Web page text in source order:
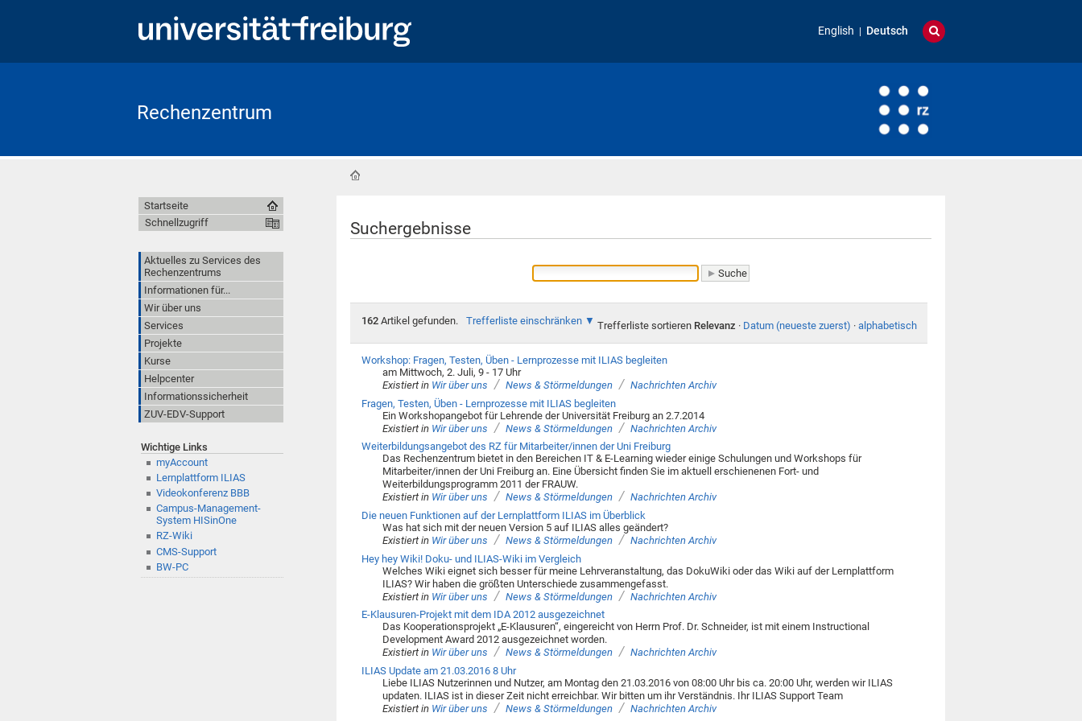
English Deutsch
Rechenzentrum
Suchergebnisse
162Artikel gefunden. Trefferliste einschränken Trefferliste sortieren Relevanz · Datum (neueste zuerst) · alphabetisch
Workshop: Fragen, Testen, Üben - Lernprozesse mit ILIAS begleiten
am Mittwoch, 2. Juli, 9 - 17 Uhr
Existiert in Wir über uns / News & Störmeldungen / Nachrichten Archiv
Fragen, Testen, Üben - Lernprozesse mit ILIAS begleiten
Ein Workshopangebot für Lehrende der Universität Freiburg an 2.7.2014
Existiert in Wir über uns / News & Störmeldungen / Nachrichten Archiv
Weiterbildungsangebot des RZ für Mitarbeiter/innen der Uni Freiburg
Das Rechenzentrum bietet in den Bereichen IT & E-Learning wieder einige Schulungen und Workshops für
Mitarbeiter/innen der Uni Freiburg an. Eine Übersicht finden Sie im aktuell erschienenen Fort- und
Weiterbildungsprogramm 2011 der FRAUW.
Existiert in Wir über uns / News & Störmeldungen / Nachrichten Archiv
Die neuen Funktionen auf der Lernplattform ILIAS im Überblick
Was hat sich mit der neuen Version 5 auf ILIAS alles geändert?
Existiert in Wir über uns / News & Störmeldungen / Nachrichten Archiv
Hey hey Wiki! Doku- und ILIAS-Wiki im Vergleich
Welches Wiki eignet sich besser für meine Lehrveranstaltung, das DokuWiki oder das Wiki auf der Lernplattform
ILIAS? Wir haben die größten Unterschiede zusammengefasst.
Existiert in Wir über uns / News & Störmeldungen / Nachrichten Archiv
E-Klausuren-Projekt mit dem IDA 2012 ausgezeichnet
Das Kooperationsprojekt „E-Klausuren“, eingereicht von Herrn Prof. Dr. Schneider, ist mit einem Instructional
Development Award 2012 ausgezeichnet worden.
Existiert in Wir über uns / News & Störmeldungen / Nachrichten Archiv
ILIAS Update am 21.03.2016 8 Uhr
Liebe ILIAS Nutzerinnen und Nutzer, am Montag den 21.03.2016 von 08:00 Uhr bis ca. 20:00 Uhr, werden wir ILIAS
updaten. ILIAS ist in dieser Zeit nicht erreichbar. Wir bitten um ihr Verständnis. Ihr ILIAS Support Team
Existiert in Wir über uns / News & Störmeldungen / Nachrichten Archiv
Startseite
Schnellzugriff
Aktuelles zu Services des
Rechenzentrums
Informationen für...
Wir über uns
Services
Projekte
Kurse
Helpcenter
Informationssicherheit
ZUV-EDV-Support
Wichtige Links
myAccount
Lernplattform ILIAS
Videokonferenz BBB
Campus-Management-
System HISinOne
RZ-Wiki
CMS-Support
BW-PC